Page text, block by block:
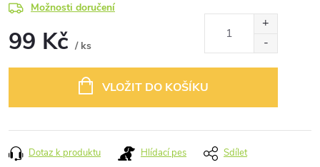
Možnosti doručení
99 Kč / ks
VLOŽIT DO KOŠÍKU
Dotaz k produktu Hlídací pes Sdílet